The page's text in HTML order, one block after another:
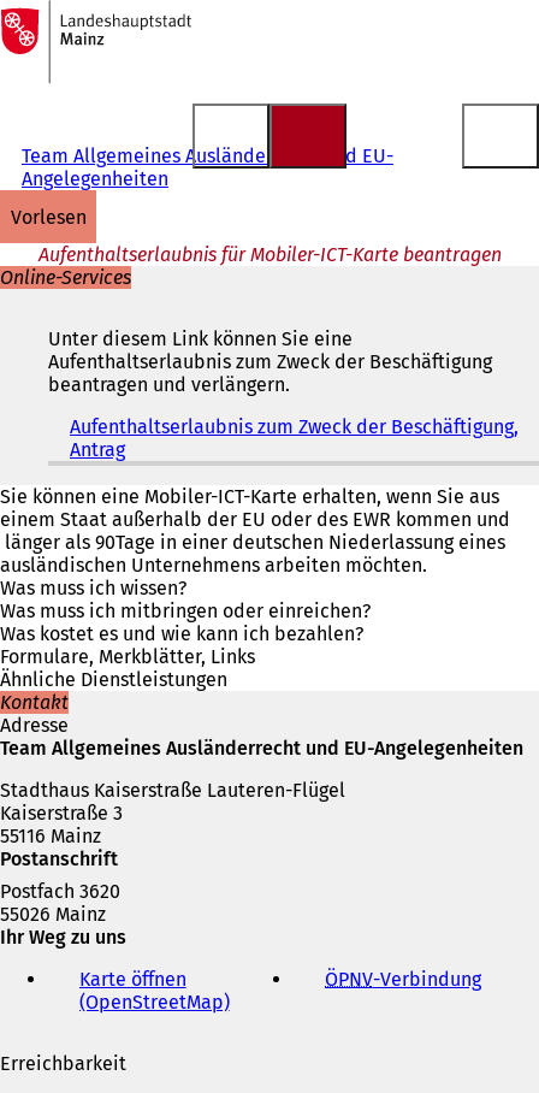
Inhalt anspringen
Zur
Startseite
Team Allgemeines Ausländerrecht und EU-
Angelegenheiten
vorlesen
Aufenthaltserlaubnis für Mobiler-ICT-Karte beantragen
Online-Services
Unter diesem Link können Sie eine
Aufenthaltserlaubnis zum Zweck der Beschäftigung
beantragen und verlängern.
Aufenthaltserlaubnis zum Zweck der Beschäftigung,
Antrag(
Ö
f
f
n
e
t
i
n
e
i
m
e
b
Sie können eine Mobiler-ICT-Karte erhalten, wenn Sie aus
einem Staat außerhalb der EU oder des EWR kommen und
länger als 90Tage in einer deutschen Niederlassung eines
ausländischen Unternehmens arbeiten möchten.
Was muss ich wissen?
Was muss ich mitbringen oder einreichen?
Was kostet es und wie kann ich bezahlen?
Formulare, Merkblätter, Links
Ähnliche Dienstleistungen
Kontakt
Adresse
Team Allgemeines Ausländerrecht und EU-Angelegenheiten
Stadthaus Kaiserstraße Lauteren-Flügel
Kaiserstraße 3
55116 Mainz
Postanschrift
Postfach 3620
55026 Mainz
Ihr Weg zu uns
Karte öffnen
(OpenStreetMap)(
ÖPNV-Verbindung(
Erreichbarkeit